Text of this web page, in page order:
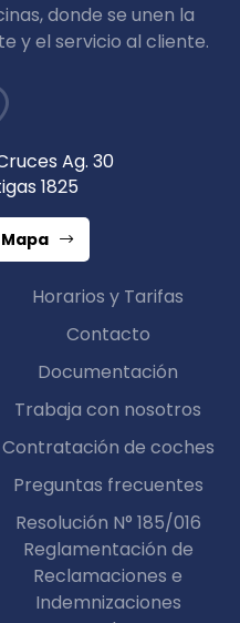
donde se unen la
y el servicio al cliente.
Ag. 30
1825
Horarios y Tarifas
Contacto
Documentación
Trabaja con nosotros
Contratación de coches
Preguntas frecuentes
Resolución N° 185/016
Reglamentación de
Reclamaciones e
Indemnizaciones